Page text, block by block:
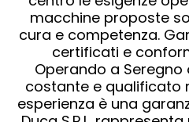
macchine proposte
cura e competenza.
certificati e
Operando a
costante e qualificato
esperienza è una